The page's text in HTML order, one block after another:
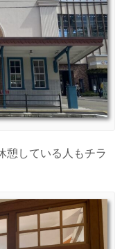
憩している人もチラ